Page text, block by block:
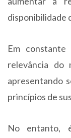
disponibilidade
Em
relevância do
apresentando
princípios de
No entanto,